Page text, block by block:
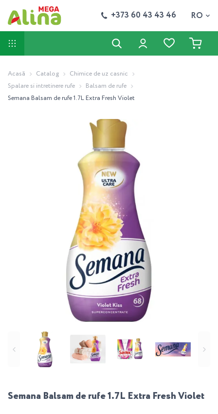
+373 60 43 43 46 RO
Acasă Catalog
Chimice de uz casnic
Spalare si intretinere rufe
Balsam de rufe
Semana Balsam de rufe 1.7L Extra Fresh Violet
Semana Balsam de rufe 1.7L Extra Fresh Violet